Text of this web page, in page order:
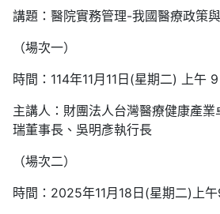
講題：醫院實務管理-我國醫療政策
（場次一）
時間：114年11月11日(星期二) 上午
主講人：財團法人台灣醫療健康產
瑞董事長、吳明彥執行長
（場次二）
時間：2025年11月18日(星期二)上